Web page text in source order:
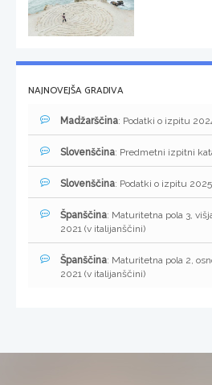
NAJNOVEJŠA GRADIVA
Madžarščina: Podatki o izpitu
Slovenščina: Predmetni izpitni
Slovenščina: Podatki o izpitu 2025
Španščina: Maturitetna pola 3,
2021 (v italijanščini)
Španščina: Maturitetna pola 2,
2021 (v italijanščini)